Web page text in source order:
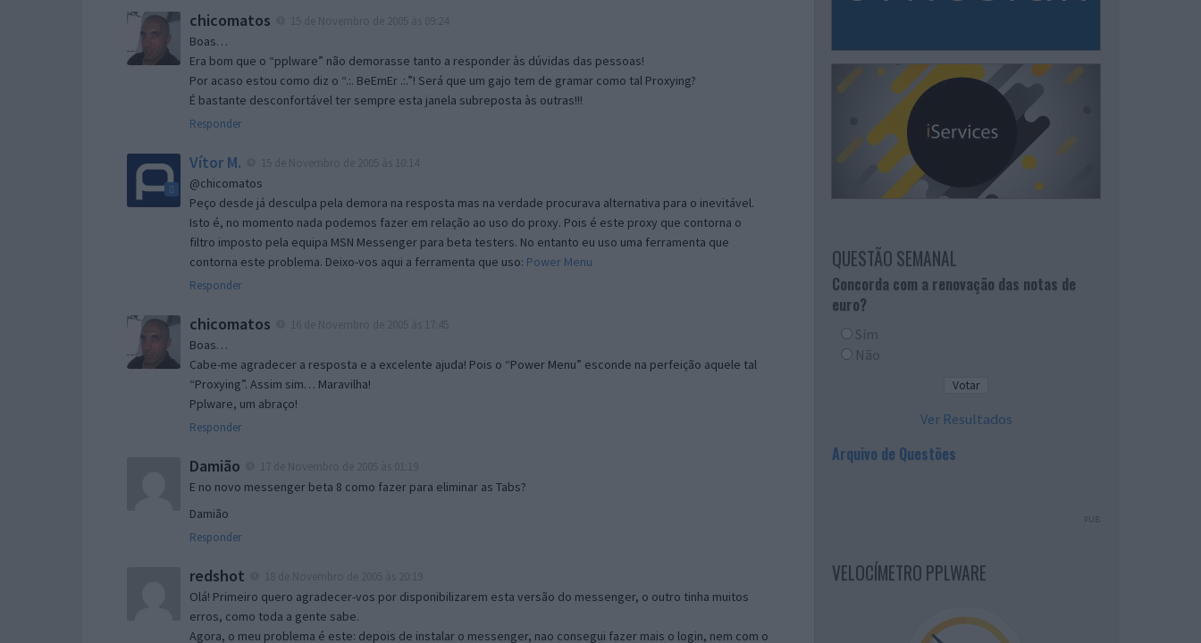
chicomatos
Boas…
Era bom que o “pplware” não demorasse tanto a responder às dúvidas das pessoas!
Por acaso estou como diz o “.:. BeEmEr .:.”! Será que um gajo tem de gramar como tal Proxying?
É bastante desconfortável ter sempre esta janela subreposta às outras!!!
Responder
Vítor M.
@chicomatos
Peço desde já desculpa pela demora na resposta mas na verdade procurava alternativa para o inevitável.
Isto é, no momento nada podemos fazer em relação ao uso do proxy. Pois é este proxy que contorna o
filtro imposto pela equipa MSN Messenger para beta testers. No entanto eu uso uma ferramenta que
contorna este problema. Deixo-vos aqui a ferramenta que uso: Power Menu
Responder
chicomatos
Boas…
Cabe-me agradecer a resposta e a excelente ajuda! Pois o “Power Menu” esconde na perfeição aquele tal
“Proxying”. Assim sim… Maravilha!
Pplware, um abraço!
Responder
Damião
E no novo messenger beta 8 como fazer para eliminar as Tabs?
Damião
Responder
redshot
Olá! Primeiro quero agradecer-vos por disponibilizarem esta versão do messenger, o outro tinha muitos
erros, como toda a gente sabe.
Agora, o meu problema é este: depois de instalar o messenger, nao consegui fazer mais o login, nem com o
QUESTÃO SEMANAL
Concorda com a renovação das notas de
euro?
Sim
Não
Ver Resultados
Arquivo de Questões
PUB
VELOCÍMETRO PPLWARE